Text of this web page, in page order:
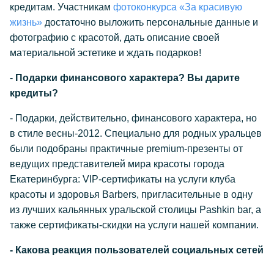
кредитам. Участникам фотоконкурса «За красивую
жизнь» достаточно выложить персональные данные и
фотографию с красотой, дать описание своей
материальной эстетике и ждать подарков!
- Подарки финансового характера? Вы дарите
кредиты?
- Подарки, действительно, финансового характера, но
в стиле весны-2012. Специально для родных уральцев
были подобраны практичные premium-презенты от
ведущих представителей мира красоты города
Екатеринбурга: VIP-сертификаты на услуги клуба
красоты и здоровья Barbers, пригласительные в одну
из лучших кальянных уральской столицы Pashkin bar, а
также сертификаты-скидки на услуги нашей компании.
- Какова реакция пользователей социальных сетей